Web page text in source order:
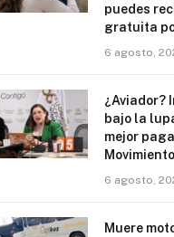
puedes
gratuita
6 agosto,
¿Aviador?
bajo la
mejor
6 agosto,
Muere